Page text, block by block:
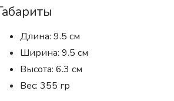
Длина: 9.5 см
Ширина: 9.5 см
Высота: 6.3 см
Вес: 355 гр